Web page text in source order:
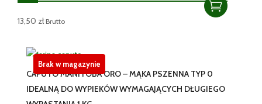
13,50 zł Brutto
CAPUTO MANITOBA ORO – MĄKA PSZENNA TYP 0
IDEALNĄ DO WYPIEKÓW WYMAGAJĄCYCH DŁUGIEGO
Brak w magazynie